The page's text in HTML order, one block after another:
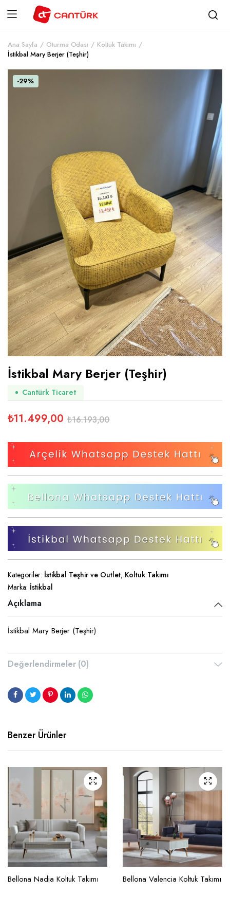
Ana Sayfa Oturma Odası
Koltuk Takımı
İstikbal Mary Berjer (Teşhir)
-29%
İstikbal Mary Berjer (Teşhir)
Cantürk Ticaret
₺16.193,00
fiyat:
₺16.193,00.
₺11.499,00
andaki
fiyat:
₺11.499,00.
Kategoriler: İstikbal Teşhir ve Outlet, Koltuk Takımı
Marka: İstikbal
Açıklama
İstikbal Mary Berjer (Teşhir)
Değerlendirmeler (0)
Benzer Ürünler
Bellona Nadia Koltuk Takımı Bellona Valencia Koltuk Takımı